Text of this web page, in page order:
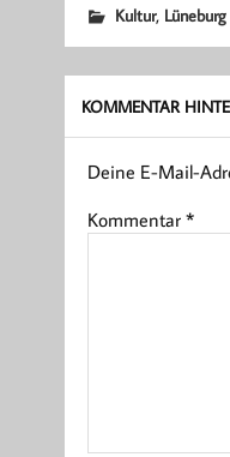
Kultur, Lüneburg
KOMMENTAR
Deine E-Mail-
Kommentar *